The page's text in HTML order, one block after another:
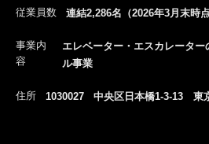
従業員数 連結2,286名（2026年3月末時点
事業内
容
エレベーター・エスカレータ
ル事業
住所 1030027 中央区日本橋1-3-13 東